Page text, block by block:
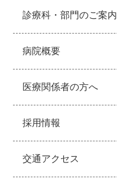
診療科・部門のご案内
病院概要
医療関係者の方へ
採用情報
交通アクセス